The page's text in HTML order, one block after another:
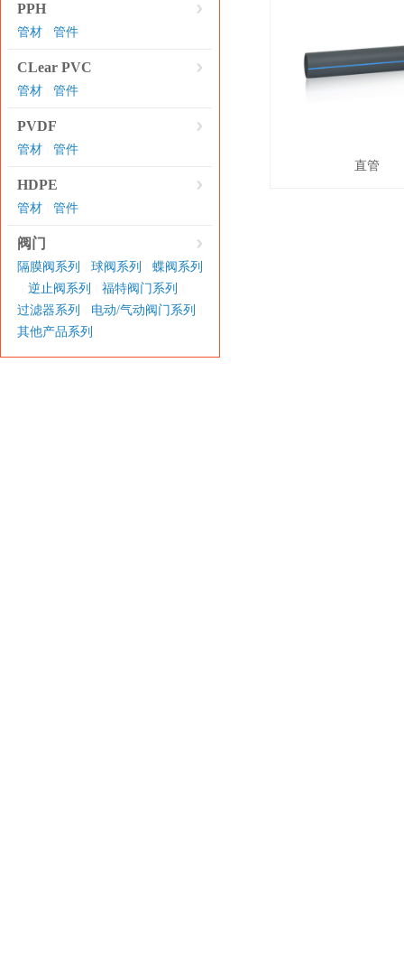
PPH
管材 管件
CLear PVC
管材 管件
PVDF
管材 管件
HDPE
管材 管件
阀门
隔膜阀系列 球阀系列 蝶阀系列
逆止阀系列 福特阀门系列
过滤器系列 电动/气动阀门系列
其他产品系列
直管